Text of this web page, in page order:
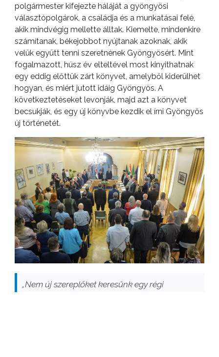
polgármester kifejezte háláját a gyöngyösi
választópolgárok, a családja és a munkatásai felé,
akik mindvégig mellette álltak. Kiemelte, mindenkire
számítanak, békejobbot nyújtanak azoknak, akik
velük együtt tenni szeretnének Gyöngyösért. Mint
fogalmazott, húsz év elteltével most kinyithatnak
egy eddig előttük zárt könyvet, amelyből kiderülhet
hogyan, és miért jutott idáig Gyöngyös. A
következtetéseket levonják, majd azt a könyvet
becsukják, és egy új könyvbe kezdik el írni Gyöngyös
új történetét.
„Nem új szereplőket keresünk egy régi